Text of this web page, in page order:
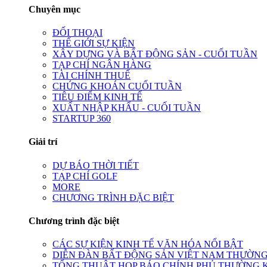
Chuyên mục
ĐỐI THOẠI
THẾ GIỚI SỰ KIỆN
XÂY DỰNG VÀ BẤT ĐỘNG SẢN - CUỐI TUẦN
TẠP CHÍ NGÂN HÀNG
TÀI CHÍNH THUẾ
CHỨNG KHOÁN CUỐI TUẦN
TIÊU ĐIỂM KINH TẾ
XUẤT NHẬP KHẨU - CUỐI TUẦN
STARTUP 360
Giải trí
DỰ BÁO THỜI TIẾT
TẠP CHÍ GOLF
MORE
CHƯƠNG TRÌNH ĐẶC BIỆT
Chương trình đặc biệt
CÁC SỰ KIỆN KINH TẾ VĂN HÓA NỔI BẬT
DIỄN ĐÀN BẤT ĐỘNG SẢN VIỆT NAM